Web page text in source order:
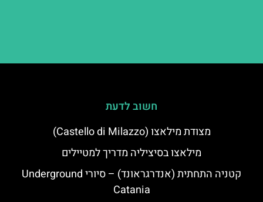
חשוב לדעת
מצודת מילאצו (Castello di Milazzo)
מילאצו בסיציליה מדריך למטיילים
קטניה התחתית (אנדרגראונד) – סיורי Underground
Catania